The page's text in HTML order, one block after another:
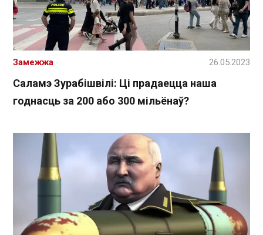
Саламэ Зурабішвілі: Ці прадаецца наша
годнасць за 200 або 300 мільёнаў?
Замежжа 26.05.2023